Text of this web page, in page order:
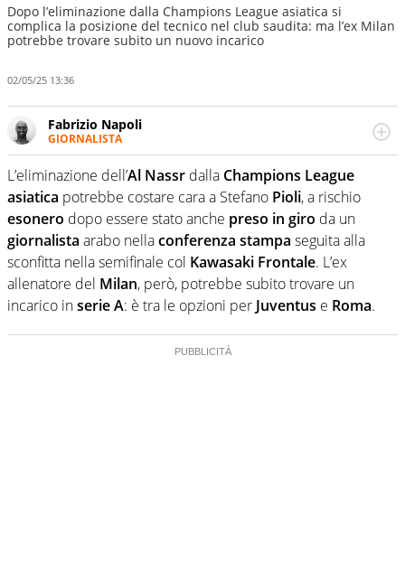
Dopo l’eliminazione dalla Champions League asiatica si
complica la posizione del tecnico nel club saudita: ma l’ex Milan
potrebbe trovare subito un nuovo incarico
02/05/25 13:36
Fabrizio Napoli
GIORNALISTA
Giornalista professionista, per Virgilio Sport segue anche
il calcio ma è con la pallanuoto che esalta competenze e
passioni. Cura la comunicazione di HaBaWaBa, il più
grande festival di waterpolo per bambini al mondo
L’eliminazione dell’Al Nassr dalla Champions League
asiatica potrebbe costare cara a Stefano Pioli, a rischio
esonero dopo essere stato anche preso in giro da un
giornalista arabo nellaconferenza stampa seguita alla
sconfitta nella semifinale col Kawasaki Frontale. L’ex
allenatore del Milan, però, potrebbe subito trovare un
incarico inserie A: è tra le opzioni per Juventus e Roma.